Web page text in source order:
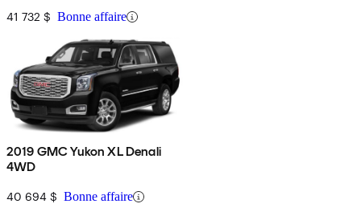
41 732 $ Bonne affaire
2019 GMC Yukon XL Denali
4WD
40 694 $ Bonne affaire